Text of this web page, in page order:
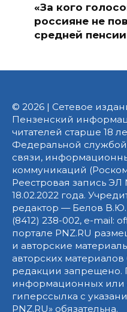
«За кого
россияне не
средней
© 2026 | Сетевое
Пензенский
читателей старше 18
Федеральной
связи,
коммуникаций
Реестровая запись
18.02.2022 года.
редактор — Белов
(8412) 238-002, e-mail:
портале PNZ.RU
и авторские
авторских
редакции запрещено.
информационных или
гиперссылка с
PNZ.RU» обязательна.